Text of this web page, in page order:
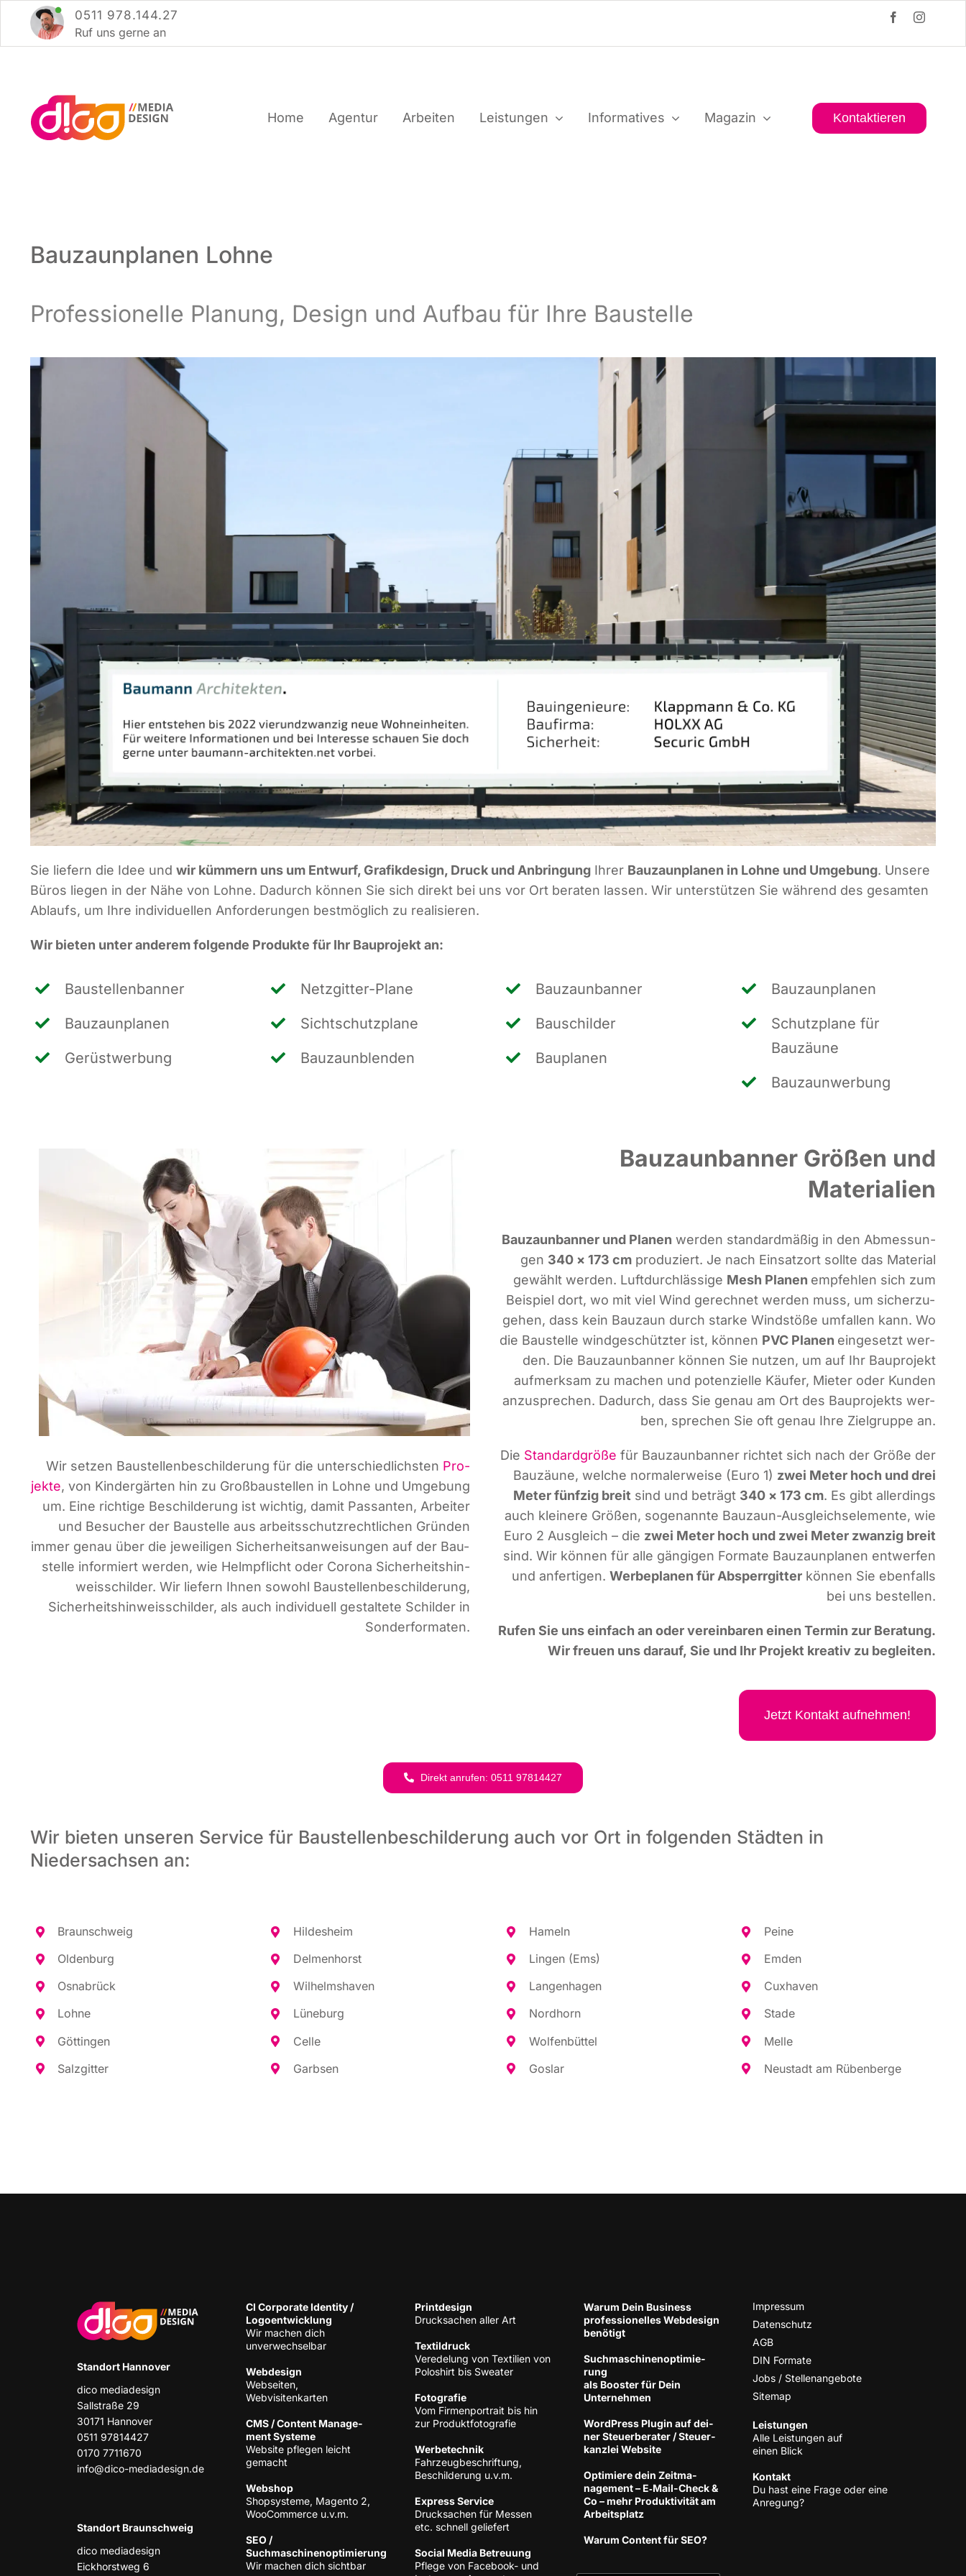
Inhalt
springen
0511 978.144.27
Ruf uns ger­ne an
Home Agen­tur Arbei­ten Leis­tun­gen Infor­ma­ti­ves Maga­zin Kon­tak­tie­ren
Bauzaunplanen Lohne
Pro­fes­sio­nel­le Pla­nung, Design und Auf­bau für Ihre Baustelle
Sie lie­fern die Idee und wir küm­mern uns um Ent­wurf, Gra­fik­de­sign, Druck und Anbrin­gungIhrer Bau­zaun­pla­nen in Loh­ne und Umge­bung. Unse­re
Büros lie­gen in der Nähe von Loh­ne. Dadurch kön­nen Sie sich direkt bei uns vor Ort bera­ten las­sen. Wir unter­stüt­zen Sie wäh­rend des gesam­ten
Ablaufs, um Ihre indi­vi­du­el­len Anfor­de­run­gen best­mög­lich zu realisieren.
Wir bie­ten unter ande­rem fol­gen­de Pro­duk­te für Ihr Bau­pro­jekt an:
Bau­stel­len­ban­ner
Bau­zaun­pla­nen
Gerüst­wer­bung
Netz­git­ter-Pla­ne
Sicht­schutz­pla­ne
Bau­zaun­blen­den
Bau­zaun­ban­ner
Bau­schil­der
Bau­pla­nen
Bau­zaun­pla­nen
Schutz­pla­ne für
Bauzäune
Bau­zaun­wer­bung
Wir set­zen Bau­stel­len­be­schil­de­rung für die unter­schied­lichs­ten Pro­
jek­te, von Kin­der­gär­ten hin zu Groß­bau­stel­len in Loh­ne und Umge­bung
um. Eine rich­ti­ge Beschil­de­rung ist wich­tig, damit Pas­san­ten, Arbei­ter
und Besu­cher der Bau­stel­le aus arbeits­schutz­recht­li­chen Grün­den
immer genau über die jewei­li­gen Sicher­heits­an­wei­sun­gen auf der Bau­
stel­le infor­miert wer­den, wie Helm­pflicht oder Coro­na Sicher­heits­hin­
weis­schil­der. Wir lie­fern Ihnen sowohl Bau­stel­len­be­schil­de­rung,
Sicher­heits­hin­weis­schil­der, als auch indi­vi­du­ell gestal­te­te Schil­der in
Sonderformaten.
Bauzaunbanner Größen und
Materialien
Bau­zaun­ban­ner und Pla­nen wer­den stan­dard­mä­ßig in den Abmes­sun­
gen 340 × 173 cm pro­du­ziert. Je nach Ein­satz­ort soll­te das Mate­ri­al
gewählt wer­den. Luft­durch­läs­si­ge Mesh Pla­nen emp­feh­len sich zum
Bei­spiel dort, wo mit viel Wind gerech­net wer­den muss, um sicher­zu­
ge­hen, dass kein Bau­zaun durch star­ke Wind­stö­ße umfal­len kann. Wo
die Bau­stel­le wind­ge­schütz­ter ist, kön­nen PVC Pla­nen ein­ge­setzt wer­
den. Die Bau­zaun­ban­ner kön­nen Sie nut­zen, um auf Ihr Bau­pro­jekt
auf­merk­sam zu machen und poten­zi­el­le Käu­fer, Mie­ter oder Kun­den
anzu­spre­chen. Dadurch, dass Sie genau am Ort des Bau­pro­jekts wer­
ben, spre­chen Sie oft genau Ihre Ziel­grup­pe an.
Die Stan­dard­grö­ße für Bau­zaun­ban­ner rich­tet sich nach der Grö­ße der
Bau­zäu­ne, wel­che nor­ma­ler­wei­se (Euro 1) zwei Meter hoch und drei
Meter fünf­zig breit sind und beträgt 340 × 173 cm. Es gibt aller­dings
auch klei­ne­re Grö­ßen, soge­nann­te Bau­zaun-Aus­gleichs­ele­men­te, wie
Euro 2 Aus­gleich – die zwei Meter hoch und zwei Meter zwan­zig breit
sind. Wir kön­nen für alle gän­gi­gen For­ma­te Bau­zaun­pla­nen ent­wer­fen
und anfer­ti­gen.Wer­be­pla­nen für Absperr­git­ter kön­nen Sie eben­falls
bei uns bestellen.
Rufen Sie uns ein­fach an oder ver­ein­ba­ren einen Ter­min zur Bera­tung.
Wir freu­en uns dar­auf, Sie und Ihr Pro­jekt krea­tiv zu begleiten.
Jetzt Kon­takt aufnehmen!
Direkt anru­fen: 0511 97814427
Wir bieten unseren Service für Baustellenbeschilderung auch vor Ort in folgenden Städten in
Niedersachsen an:
Braun­schweig
Olden­burg
Osna­brück
Loh­ne
Göt­tin­gen
Salz­git­ter
Hil­des­heim
Del­men­horst
Wil­helms­ha­ven
Lüne­burg
Cel­le
Garb­sen
Hameln
Lin­gen (Ems)
Lan­gen­ha­gen
Nord­horn
Wol­fen­büt­tel
Gos­lar
Pei­ne
Emden
Cux­ha­ven
Sta­de
Mel­le
Neu­stadt am Rübenberge
Stand­ort Hannover
dico media­de­sign
Sall­stra­ße 29
30171 Han­no­ver
0511 97814427
0170 7711670
info@dico-mediadesign.de
Stand­ort Braunschweig
dico media­de­sign
Eick­horst­weg 6
CI Cor­po­ra­te Iden­ti­ty /
Logoentwicklung
Wir machen dich
unverwechselbar
Web­de­sign
Web­sei­ten,
Webvisitenkarten
CMS / Con­tent Manage­
ment Systeme
Web­site pfle­gen leicht
gemacht
Web­shop
Shop­sys­te­me, Magen­to 2,
Woo­Com­mer­ce u.v.m.
SEO /
Suchmaschinenoptimierung
Wir machen dich sichtbar
Print­de­sign
Druck­sa­chen aller Art
Tex­til­druck
Ver­ede­lung von Tex­ti­li­en von
Polo­shirt bis Sweater
Foto­gra­fie
Vom Fir­men­por­trait bis hin
zur Produktfotografie
Wer­be­tech­nik
Fahr­zeug­be­schrif­tung,
Beschil­de­rung u.v.m.
Express Ser­vice
Druck­sa­chen für Mes­sen
etc. schnell geliefert
Social Media Betreuung
Pfle­ge von Face­book- und
War­um Dein Business
pro­fes­sio­nel­les Web­de­sign
benötigt
Such­ma­schi­nen­op­ti­mie­
rung
als Boos­ter für Dein
Unternehmen
Word­Press Plug­in auf dei­
ner Steu­er­be­ra­ter / Steu­er­
kanz­lei Website
Opti­mie­re dein Zeit­ma­
nage­ment – E‑Mail-Check &
Co – mehr Pro­duk­ti­vi­tät am
Arbeitsplatz
War­um Con­tent für SEO?
Impres­sum
Daten­schutz
AGB
DIN For­ma­te
Jobs / Stellenangebote
Site­map
Leis­tun­gen
Alle Leis­tun­gen auf
einen Blick
Kon­takt
Du hast eine Fra­ge oder eine
Anregung?